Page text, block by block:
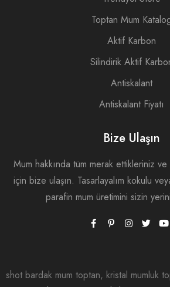
Toptan Mum
Aktif Karbon
Silindirik Aktif
Antiskalant
Antiskalant Fiyatı
Bize Ulaşın
Mum hakkında tüm merak ettikleriniz
için bize ulaşın. Tasarlayalım kokulu
parafin mum üretimini sizin
shot bardak mum toptan, kristal mumluk